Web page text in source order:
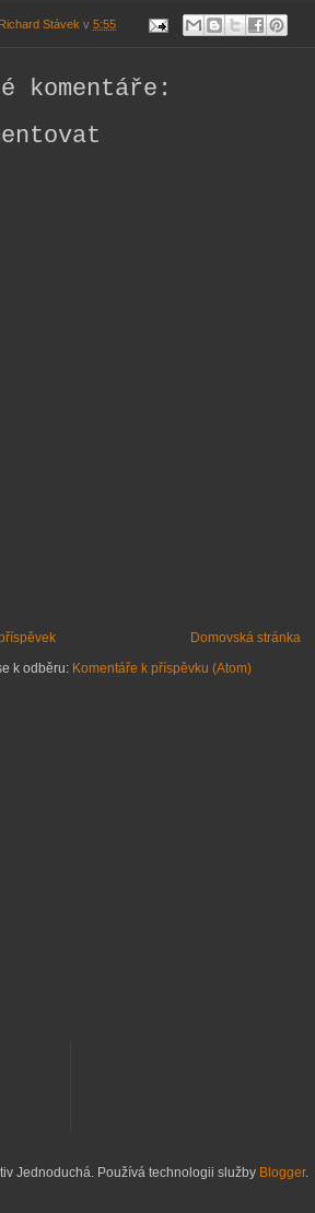
Richard Stávek v 5:55
komentáře:
Domovská stránka
k odběru: Komentáře k příspěvku (Atom)
Jednoduchá. Používá technologii služby Blogger.